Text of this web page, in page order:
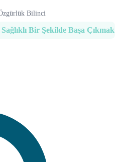
Bilinci
Bir Şekilde Başa Çıkmak